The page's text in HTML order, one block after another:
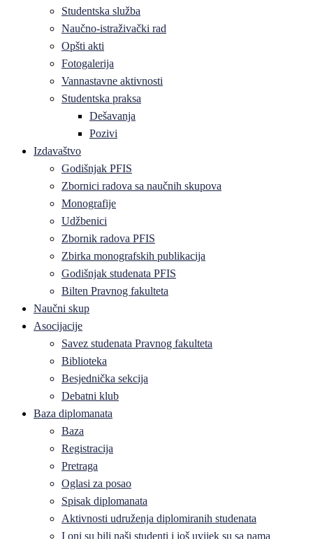
Studentska služba
Naučno-istraživački rad
Opšti akti
Fotogalerija
Vannastavne aktivnosti
Studentska praksa
Dešavanja
Pozivi
Izdavaštvo
Godišnjak PFIS
Zbornici radova sa naučnih skupova
Monografije
Udžbenici
Zbornik radova PFIS
Zbirka monografskih publikacija
Godišnjak studenata PFIS
Bilten Pravnog fakulteta
Naučni skup
Asocijacije
Savez studenata Pravnog fakulteta
Biblioteka
Besjednička sekcija
Debatni klub
Baza diplomanata
Baza
Registracija
Pretraga
Oglasi za posao
Spisak diplomanata
Aktivnosti udruženja diplomiranih studenata
I oni su bili naši studenti i još uvijek su sa nama